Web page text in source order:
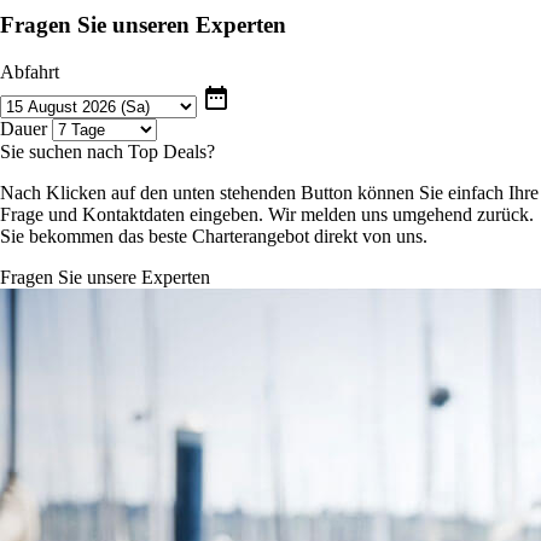
Fragen Sie unseren Experten
Abfahrt
date_range
Dauer
Sie suchen nach Top Deals?
Nach Klicken auf den unten stehenden Button können Sie einfach Ihre
Frage und Kontaktdaten eingeben. Wir melden uns umgehend zurück.
Sie bekommen das beste Charterangebot direkt von uns.
Fragen Sie unsere Experten